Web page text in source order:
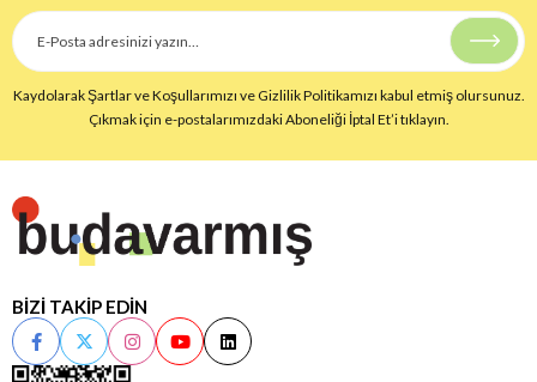
Kaydolarak Şartlar ve Koşullarımızı ve Gizlilik Politikamızı kabul etmiş olursunuz.
Çıkmak için e-postalarımızdaki Aboneliği İptal Et’i tıklayın.
BİZİ TAKİP EDİN